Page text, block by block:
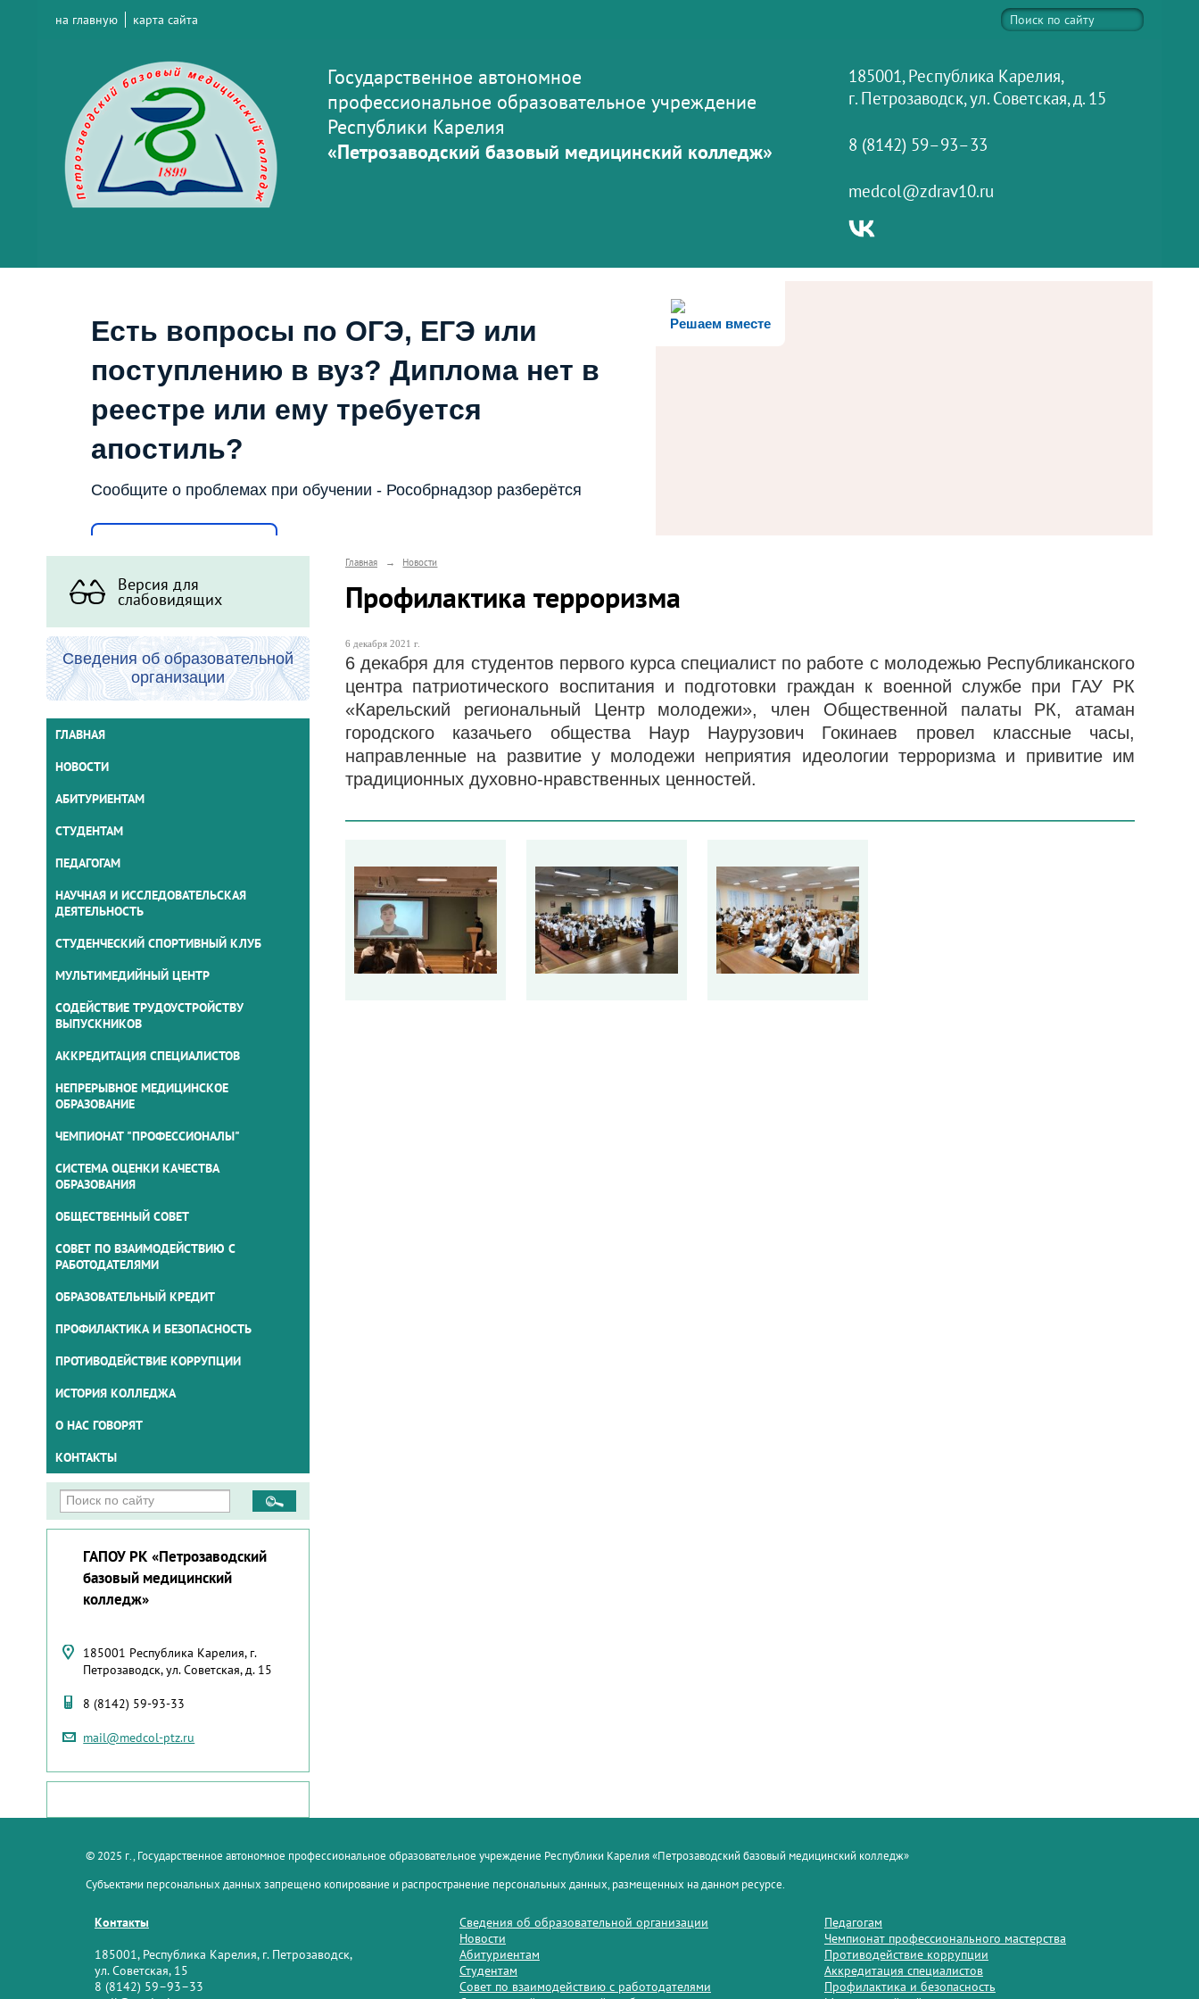
на главную карта сайта
Государственное автономное
профессиональное образовательное учреждение
Республики Карелия
«Петрозаводский базовый медицинский колледж»
185001, Республика Карелия,
г. Петрозаводск, ул. Советская, д. 15
8 (8142) 59–93–33
medcol@zdrav10.ru
Решаем вместе
Есть вопросы по ОГЭ, ЕГЭ или
поступлению в вуз? Диплома нет в
реестре или ему требуется
апостиль?
Сообщите о проблемах при обучении - Рособрнадзор разберётся
Версия для
слабовидящих
Сведения об образовательной
организации
ГЛАВНАЯ
НОВОСТИ
АБИТУРИЕНТАМ
СТУДЕНТАМ
ПЕДАГОГАМ
НАУЧНАЯ И ИССЛЕДОВАТЕЛЬСКАЯ
ДЕЯТЕЛЬНОСТЬ
СТУДЕНЧЕСКИЙ СПОРТИВНЫЙ КЛУБ
МУЛЬТИМЕДИЙНЫЙ ЦЕНТР
СОДЕЙСТВИЕ ТРУДОУСТРОЙСТВУ
ВЫПУСКНИКОВ
АККРЕДИТАЦИЯ СПЕЦИАЛИСТОВ
НЕПРЕРЫВНОЕ МЕДИЦИНСКОЕ
ОБРАЗОВАНИЕ
ЧЕМПИОНАТ "ПРОФЕССИОНАЛЫ"
СИСТЕМА ОЦЕНКИ КАЧЕСТВА
ОБРАЗОВАНИЯ
ОБЩЕСТВЕННЫЙ СОВЕТ
СОВЕТ ПО ВЗАИМОДЕЙСТВИЮ С
РАБОТОДАТЕЛЯМИ
ОБРАЗОВАТЕЛЬНЫЙ КРЕДИТ
ПРОФИЛАКТИКА И БЕЗОПАСНОСТЬ
ПРОТИВОДЕЙСТВИЕ КОРРУПЦИИ
ИСТОРИЯ КОЛЛЕДЖА
О НАС ГОВОРЯТ
КОНТАКТЫ
ГАПОУ РК «Петрозаводский
базовый медицинский
колледж»
185001 Республика Карелия, г.
Петрозаводск, ул. Советская, д. 15
8 (8142) 59-93-33
mail@medcol-ptz.ru
Главная → Новости
Профилактика терроризма
6 декабря 2021 г.
6 декабря для студентов первого курсаспециалист по работе с молодежью Республиканского
центра патриотического воспитания и подготовки граждан к военной службе при ГАУ РК
«Карельский региональный Центр молодежи», член Общественной палаты РК, атаман
городского казачьего общества Наур Наурузович Гокинаев провел классные часы,
направленные на развитие у молодежи неприятия идеологии терроризма и привитие им
традиционных духовно-нравственных ценностей.
© 2025 г., Государственное автономное профессиональное образовательное учреждение Республики Карелия «Петрозаводский базовый медицинский колледж»
Субъектами персональных данных запрещено копирование и распространение персональных данных, размещенных на данном ресурсе.
Контакты
185001, Республика Карелия, г. Петрозаводск,
ул. Советская, 15
8 (8142) 59–93–33
Сведения об образовательной организации
Новости
Абитуриентам
Студентам
Совет по взаимодействию с работодателями
Педагогам
Чемпионат профессионального мастерства
Противодействие коррупции
Аккредитация специалистов
Профилактика и безопасность